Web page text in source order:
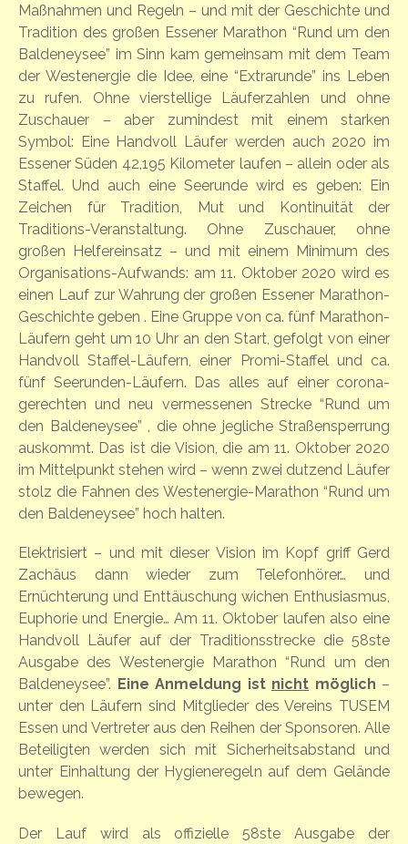
Maßnahmen und Regeln – und mit der Geschichte und
Tradition des großen Essener Marathon “Rund um den
Baldeneysee” im Sinn kam gemeinsam mit dem Team
der Westenergie die Idee, eine “Extrarunde” ins Leben
zu rufen. Ohne vierstellige Läuferzahlen und ohne
Zuschauer – aber zumindest mit einem starken
Symbol: Eine Handvoll Läufer werden auch 2020 im
Essener Süden 42,195 Kilometer laufen – allein oder als
Staffel. Und auch eine Seerunde wird es geben: Ein
Zeichen für Tradition, Mut und Kontinuität der
Traditions-Veranstaltung. Ohne Zuschauer, ohne
großen Helfereinsatz – und mit einem Minimum des
Organisations-Aufwands: am 11. Oktober 2020 wird es
einen Lauf zur Wahrung der großen Essener Marathon-
Geschichte geben . Eine Gruppe von ca. fünf Marathon-
Läufern geht um 10 Uhr an den Start, gefolgt von einer
Handvoll Staffel-Läufern, einer Promi-Staffel und ca.
fünf Seerunden-Läufern. Das alles auf einer corona-
gerechten und neu vermessenen Strecke “Rund um
den Baldeneysee” , die ohne jegliche Straßensperrung
auskommt. Das ist die Vision, die am 11. Oktober 2020
im Mittelpunkt stehen wird – wenn zwei dutzend Läufer
stolz die Fahnen des Westenergie-Marathon “Rund um
den Baldeneysee” hoch halten.
Elektrisiert – und mit dieser Vision im Kopf griff Gerd
Zachäus dann wieder zum Telefonhörer… und
Ernüchterung und Enttäuschung wichen Enthusiasmus,
Euphorie und Energie… Am 11. Oktober laufen also eine
Handvoll Läufer auf der Traditionsstrecke die 58ste
Ausgabe des Westenergie Marathon “Rund um den
Baldeneysee”. Eine Anmeldung ist nicht möglich –
unter den Läufern sind Mitglieder des Vereins TUSEM
Essen und Vertreter aus den Reihen der Sponsoren. Alle
Beteiligten werden sich mit Sicherheitsabstand und
unter Einhaltung der Hygieneregeln auf dem Gelände
bewegen.
Der Lauf wird als offizielle 58ste Ausgabe der